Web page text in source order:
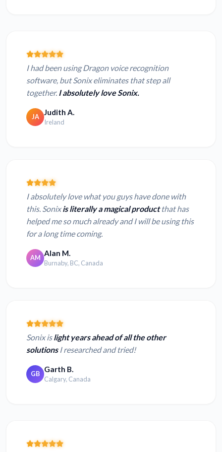
I had been using Dragon voice recognition
software, but Sonix eliminates that step all
together. I absolutely love Sonix.
JA Judith A.
Ireland
I absolutely love what you guys have done with
this. Sonixis literally a magical productthat has
helped me so much already and I will be using this
for a long time coming.
AM Alan M.
Burnaby, BC, Canada
Sonix islight years ahead of all the other
solutionsI researched and tried!
GB Garth B.
Calgary, Canada